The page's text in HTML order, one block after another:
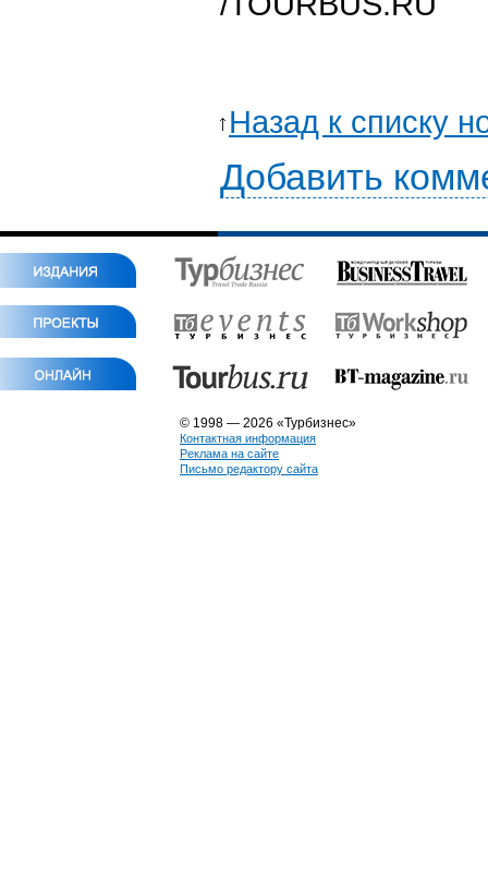
Назад к списку
Добавить
© 1998 — 2026 «Турбизнес»
Контактная информация
Реклама на сайте
Письмо редактору сайта